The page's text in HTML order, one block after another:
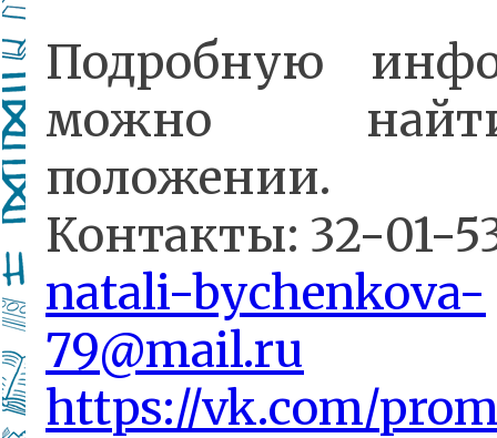
Подробную
можно
положении.
Контакты: 32-01-
natali-bychenkova-
79@mail.ru
https://vk.com/